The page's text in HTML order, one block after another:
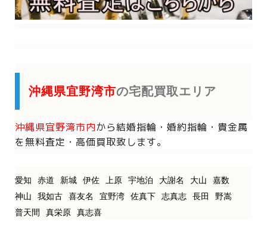
沖縄県宜野湾市の宅配買取エリア
沖縄県宜野湾市内から結婚指輪・婚約指輪・貴金属
を無料査定・高価買取致します。
愛知 赤道 新城 伊佐 上原 宇地泊 大謝名 大山
嘉数
神山
我如古 喜友名 宜野湾 佐真下 志真志 長田
野嵩
普天間
真栄原 真志喜